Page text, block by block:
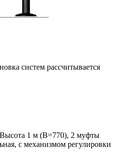
систем рассчитывается
1 м (В=770), 2 муфты
с механизмом регулировки